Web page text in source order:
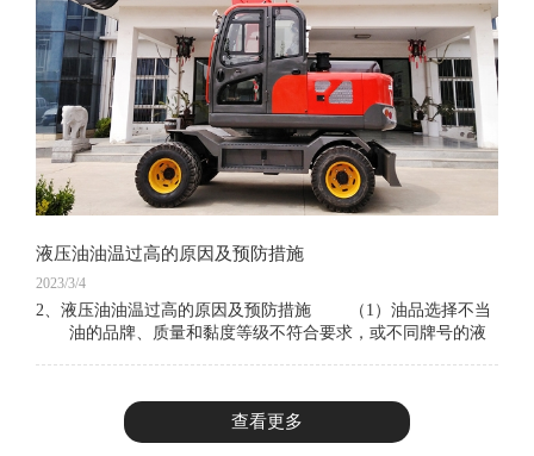
液压油油温过高的原因及预防措施
2023/3/4
2、液压油油温过高的原因及预防措施 （1）油品选择不当
油的品牌、质量和黏度等级不符合要求，或不同牌号的液
查看更多